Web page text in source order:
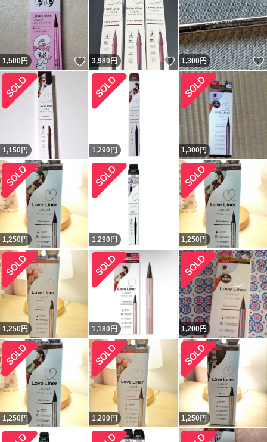
1,500円 いいね！
3,980円 いいね！
1,300円
1,150 円 1,290 円 1,300円
1,250 円 1,290 円 1,250 円
1,250円 1,180 円 1,200円
1,250 円 1,200円 1,250円